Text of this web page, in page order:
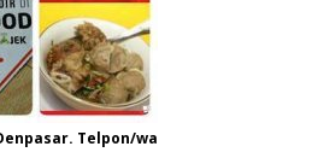
Telpon/wa